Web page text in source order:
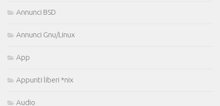
Annunci BSD
Annunci Gnu/Linux
App
Appunti liberi *nix
Audio